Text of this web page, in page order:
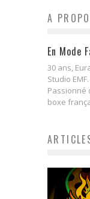
A
En Mode
30 ans,
Studio
Passionné
boxe